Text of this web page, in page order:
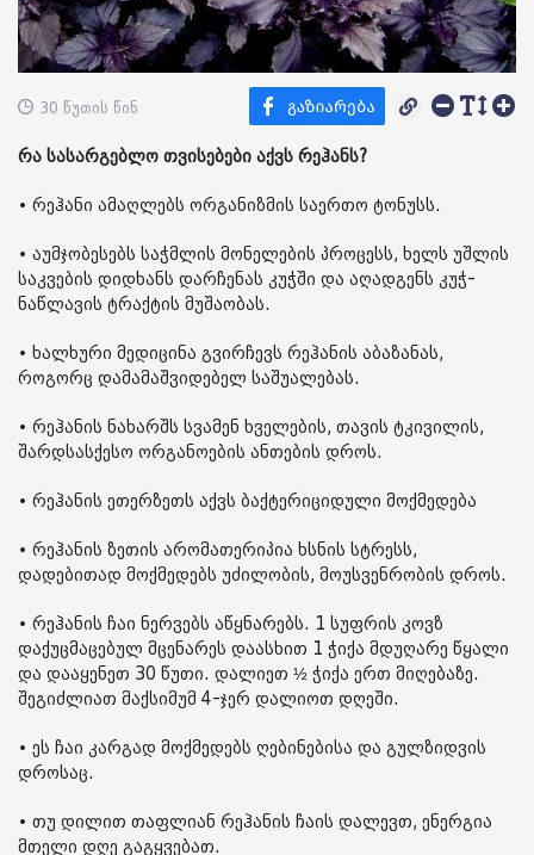
30 წუთის წინ
რა სასარგებლო თვისებები აქვს რეჰანს?
• რეჰანი ამაღლებს ორგანიზმის საერთო ტონუსს.
• აუმჯობესებს საჭმლის მონელების პროცესს, ხელს უშლის
საკვების დიდხანს დარჩენას კუჭში და აღადგენს კუჭ-
ნაწლავის ტრაქტის მუშაობას.
• ხალხური მედიცინა გვირჩევს რეჰანის აბაზანას,
როგორც დამამაშვიდებელ საშუალებას.
• რეჰანის ნახარშს სვამენ ხველების, თავის ტკივილის,
შარდსასქესო ორგანოების ანთების დროს.
• რეჰანის ეთერზეთს აქვს ბაქტერიციდული მოქმედება
• რეჰანის ზეთის არომათერიპია ხსნის სტრესს,
დადებითად მოქმედებს უძილობის, მოუსვენრობის დროს.
• რეჰანის ჩაი ნერვებს აწყნარებს. 1 სუფრის კოვზ
დაქუცმაცებულ მცენარეს დაასხით 1 ჭიქა მდუღარე წყალი
და დააყენეთ 30 წუთი. დალიეთ ½ ჭიქა ერთ მიღებაზე.
შეგიძლიათ მაქსიმუმ 4-ჯერ დალიოთ დღეში.
• ეს ჩაი კარგად მოქმედებს ღებინებისა და გულზიდვის
დროსაც.
• თუ დილით თაფლიან რეჰანის ჩაის დალევთ, ენერგია
მთელი დღე გაგყვებათ.